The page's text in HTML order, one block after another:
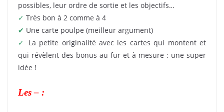
possibles, leur ordre de sortie et les objectifs…
✓ Très bon à 2 comme à 4
✔ Une carte poulpe (meilleur argument)
✓
La petite originalité avec les cartes qui montent et
qui révèlent des bonus au fur et à mesure : une super
idée !
Les – :